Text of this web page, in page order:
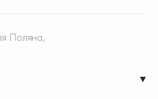
Поляна,